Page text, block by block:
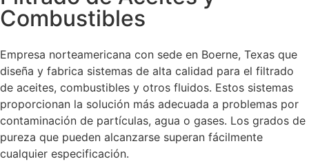
Combustibles
Empresa norteamericana con sede en Boerne, Texas que
diseña y fabrica sistemas de alta calidad para el filtrado
de aceites, combustibles y otros fluidos. Estos sistemas
proporcionan la solución más adecuada a problemas por
contaminación de partículas, agua o gases. Los grados de
pureza que pueden alcanzarse superan fácilmente
cualquier especificación.